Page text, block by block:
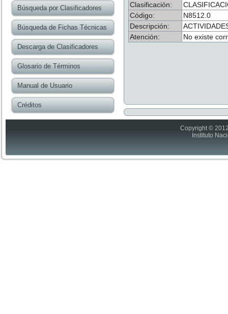
Búsqueda por Clasificadores
Búsqueda de Fichas Técnicas
Descarga de Clasificadores
Glosario de Términos
Manual de Usuario
Créditos
Clasificación:
Código:
N8512.0
Descripción:
Atención:
No existe
Copyright ©
Instituto